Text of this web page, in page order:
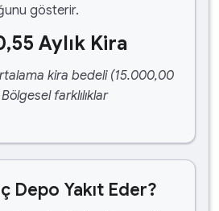
gösterir.
Aylık Kira
kira bedeli (15.000,00
farklılıklar
Depo Yakıt Eder?